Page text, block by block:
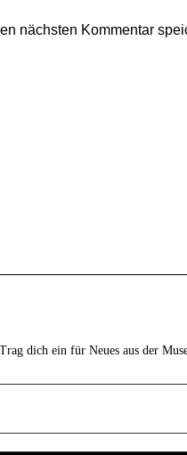
nächsten Kommentar
Trag dich ein für Neues aus der